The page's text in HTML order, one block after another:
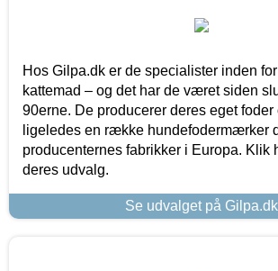
Hos Gilpa.dk er de specialister inden
kattemad – og det har de været siden
90erne. De producerer deres eget foder
ligeledes en række hundefodermærker
producenternes fabrikker i Europa. Klik
deres udvalg.
Se udvalget på Gilpa.dk